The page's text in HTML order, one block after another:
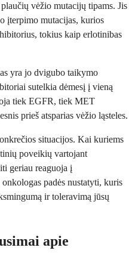
vėžio mutacijų tipams. Jis
įterpimo mutacijas, kurios
tokius kaip erlotinibas
yra jo dvigubo taikymo
sutelkia dėmesį į vieną
tiek EGFR, tiek MET
prieš atsparias vėžio ląsteles.
situacijos. Kai kuriems
poveikių vartojant
geriau reaguoja į
padės nustatyti, kuris
ir toleravimą jūsų
apie